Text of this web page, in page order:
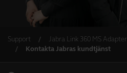
Support
Jabra Link 360 MS Adapter
Kontakta Jabras kundtjänst